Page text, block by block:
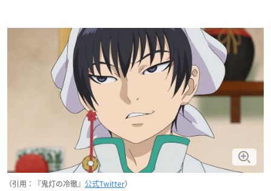
（引用：『鬼灯の冷徹』 公式Twitter）